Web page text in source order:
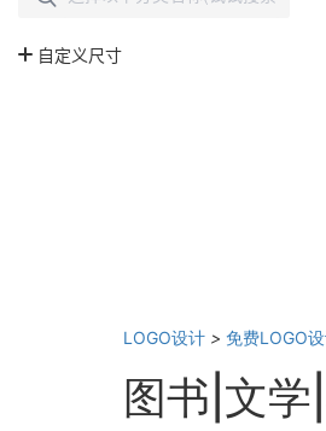
LOGO设计 > 免费LOGO
图书|文学